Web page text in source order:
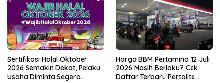
Sertifikasi Halal Oktober
2026 Semakin Dekat, Pelaku
Usaha Diminta Segera
Harga BBM Pertamina 12 Juli
2026 Masih Berlaku? Cek
Daftar Terbaru Pertalite